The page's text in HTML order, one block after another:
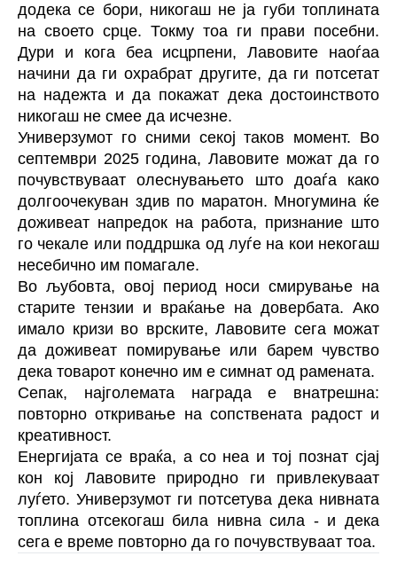
додека се бори, никогаш не ја губи топлината
на своето срце. Токму тоа ги прави посебни.
Дури и кога беа исцрпени, Лавовите наоѓаа
начини да ги охрабрат другите, да ги потсетат
на надежта и да покажат дека достоинството
никогаш не смее да исчезне.
Универзумот го сними секој таков момент. Во
септември 2025 година, Лавовите можат да го
почувствуваат олеснувањето што доаѓа како
долгоочекуван здив по маратон. Многумина ќе
доживеат напредок на работа, признание што
го чекале или поддршка од луѓе на кои некогаш
несебично им помагале.
Во љубовта, овој период носи смирување на
старите тензии и враќање на довербата. Ако
имало кризи во врските, Лавовите сега можат
да доживеат помирување или барем чувство
дека товарот конечно им е симнат од рамената.
Сепак, најголемата награда е внатрешна:
повторно откривање на сопствената радост и
креативност.
Енергијата се враќа, а со неа и тој познат сјај
кон кој Лавовите природно ги привлекуваат
луѓето. Универзумот ги потсетува дека нивната
топлина отсекогаш била нивна сила - и дека
сега е време повторно да го почувствуваат тоа.